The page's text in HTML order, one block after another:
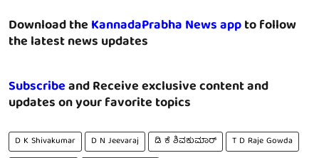
Download theKannadaPrabha News appto follow
the latest news updates
Subscribeand Receive exclusive content and
updates on your favorite topics
D K Shivakumar D N Jeevaraj ಡಿ ಕೆ ಶಿವಕುಮಾರ್
T D Raje Gowda